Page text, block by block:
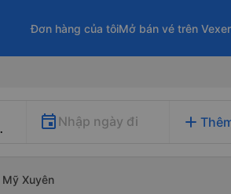
Đơn hàng của tôiMở bán vé trên
Nhập ngày đi add
Mỹ Xuyên